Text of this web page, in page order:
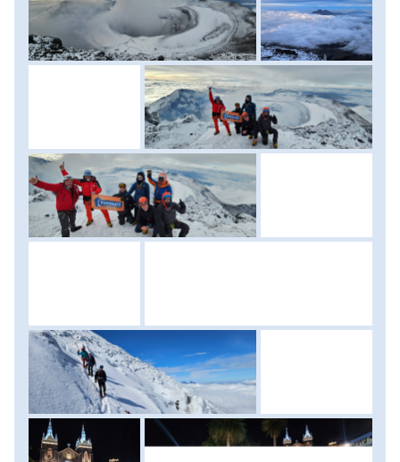
világosban érjük el a kráter peremét - itt ismét jégen járva,
ahonnan döbbenetes panorámában gyönyörködhetünk.
Alattunk a Cotopaxi gyomra, míg a horizonton tiszta
időben a Cimborazzo (6323 m), az Antisana (5753 m), a
Cayambe (5730 m), és a szomszédos Illiniza csúcsok
magasodnak. A csúcsfotók elkészülte után még jó 3-4 órás
ereszkedés vár ránk a menedékházig, majd vissza a
parkolóba, terepjáróinkhoz. A Cotopaxi Nemzeti Parkot
elhagyva, a völgybe ereszkedve és buszba átszállva a
“Vulkánok útján” folytatjuk utunkat az elkövetkező napok
adrenalin őrületét és a tökéletes regenerációt egyaránt
biztosító Banos hangulatos települése felé. Aki még bírja,
azokkal este már az egyik hangulatos fürdőben lazíthatunk,
7-8 óra fel, 3-4 óra lefelé)